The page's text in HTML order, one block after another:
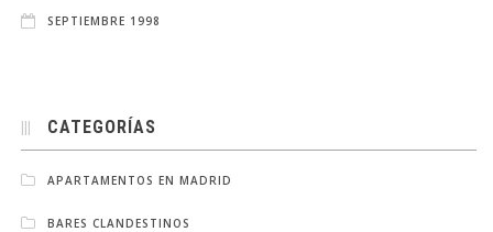
SEPTIEMBRE 1998
CATEGORÍAS
APARTAMENTOS EN MADRID
BARES CLANDESTINOS